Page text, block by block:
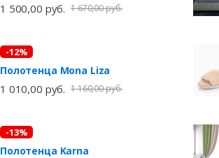
1 500,00 руб. 1 670,00 руб.
-12%
Полотенца Mona Liza
1 010,00 руб. 1 160,00 руб.
-13%
Полотенца Karna